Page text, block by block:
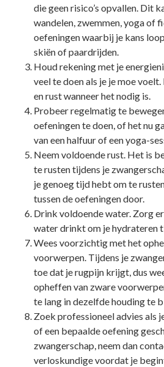
die geen risico’s opvallen. Dit
wandelen, zwemmen, yoga of
oefeningen waarbij je kans
skiën of paardrijden.
Houd rekening met je
veel te doen als je je moe
en rust wanneer het nodig is.
Probeer regelmatig te
oefeningen te doen, of het nu
van een halfuur of een yoga-
Neem voldoende rust. Het is
te rusten tijdens je
je genoeg tijd hebt om te
tussen de oefeningen door.
Drink voldoende water. Zorg
water drinkt om je hydrateren
Wees voorzichtig met het
voorwerpen. Tijdens je
toe dat je rugpijn krijgt, dus
opheffen van zware
te lang in dezelfde houding te
Zoek professioneel advies
of een bepaalde oefening
zwangerschap, neem dan
verloskundige voordat je